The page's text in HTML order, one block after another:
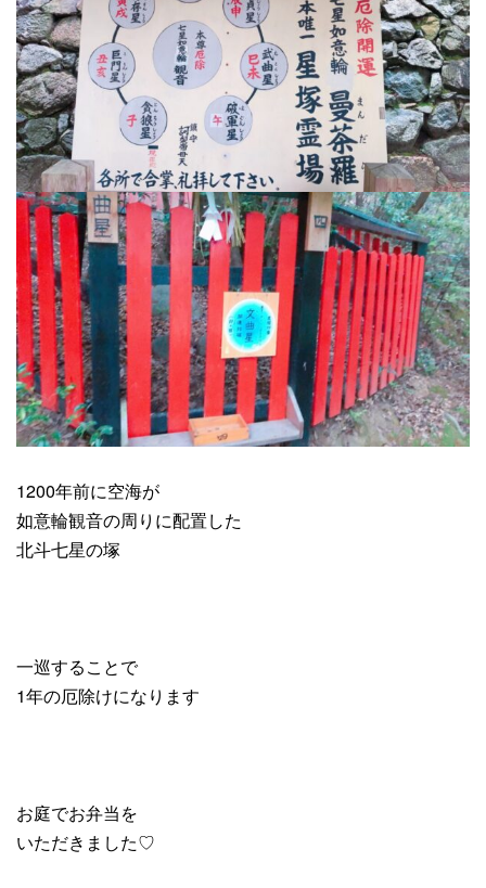
1200年前に空海が
如意輪観音の周りに配置した
北斗七星の塚
一巡することで
1年の厄除けになります
お庭でお弁当を
いただきました♡